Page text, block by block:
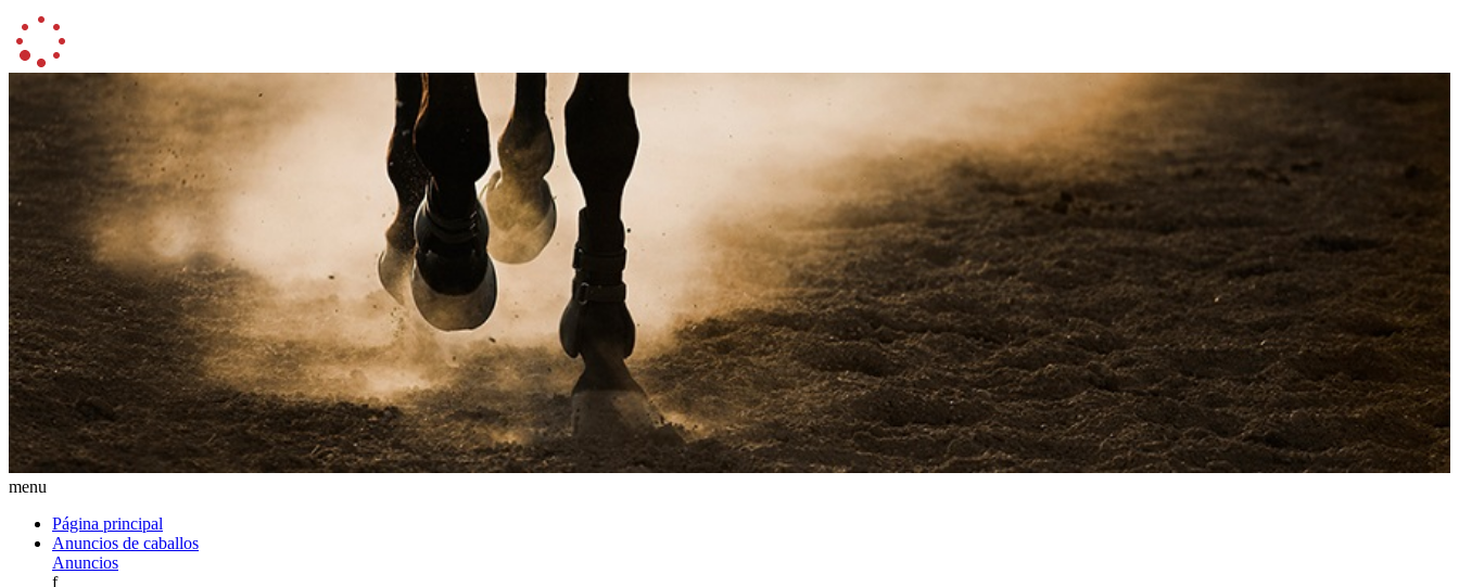
menu
Página principal
Anuncios de caballos
Anuncios
f